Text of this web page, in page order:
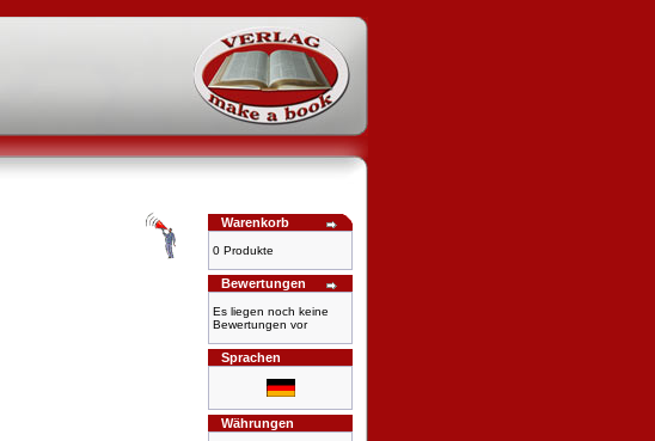
Warenkorb
0 Produkte
Bewertungen
Es liegen noch keine
Bewertungen vor
Sprachen
Währungen